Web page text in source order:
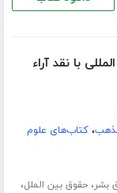
با نقد آراء
،کتاب‌های علوم
بشر،حقوق بین الملل،